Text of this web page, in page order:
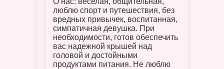
люблю спорт и путешествия, без
вредных привычек, воспитанная,
симпатичная девушка. При
необходимости, готов обеспечить
вас надежной крышей над
головой и достойными
продуктами питания. Не люблю